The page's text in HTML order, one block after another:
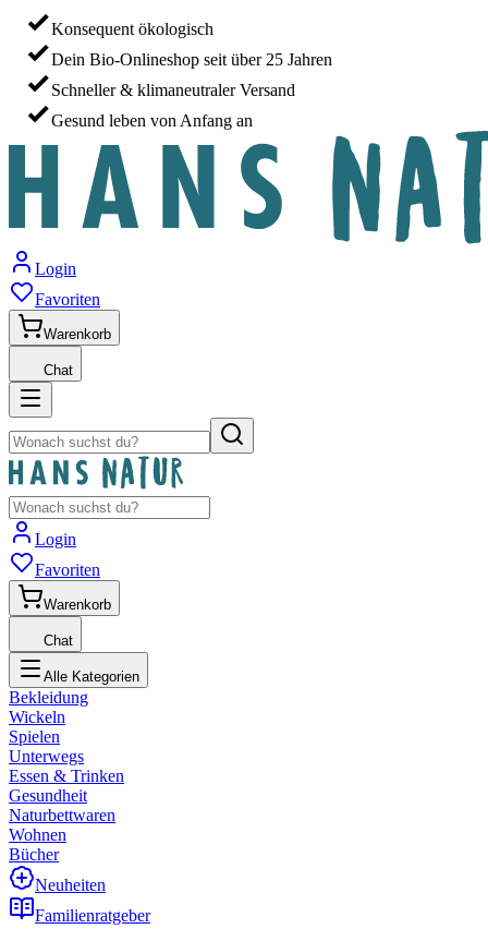
Konsequent ökologisch
Dein Bio-Onlineshop seit über 25 Jahren
Schneller & klimaneutraler Versand
Gesund leben von Anfang an
Login
Favoriten
Warenkorb
Chat
Login
Favoriten
Warenkorb
Chat
Alle Kategorien
Bekleidung
Wickeln
Spielen
Unterwegs
Essen & Trinken
Gesundheit
Naturbettwaren
Wohnen
Bücher
Neuheiten
Familienratgeber